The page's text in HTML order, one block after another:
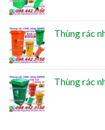
Thùng rác
Thùng rác